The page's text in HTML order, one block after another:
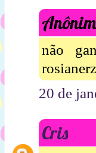
não
20 de
Cris